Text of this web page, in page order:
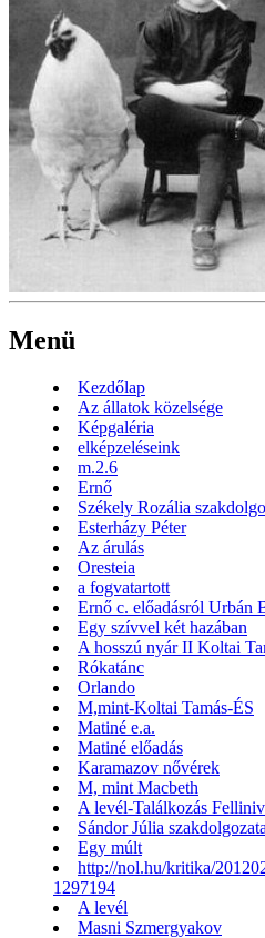
Menü
Kezdőlap
Az állatok közelsége
Képgaléria
elképzeléseink
m.2.6
Ernő
Székely Rozália
Esterházy Péter
Az árulás
Oresteia
a fogvatartott
Ernő c. előadásról Urbán
Egy szívvel két hazában
A hosszú nyár II Koltai
Rókatánc
Orlando
M,mint-Koltai Tamás-ÉS
Matiné e.a.
Matiné előadás
Karamazov nővérek
M, mint Macbeth
A levél-Találkozás
Sándor Júlia
Egy múlt
http://nol.hu/kritika/
1297194
A levél
Masni Szmergyakov